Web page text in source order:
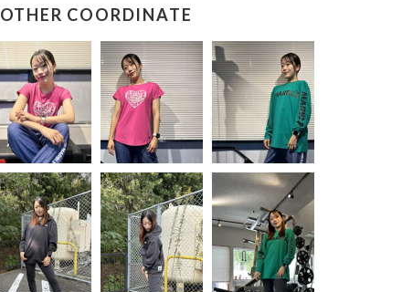
OTHER COORDINATE